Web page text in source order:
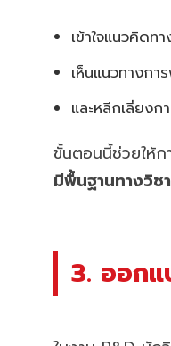
เข้าใจแนวคิดท
เห็นแนวทางก
และหลีกเลี่ยงก
ขั้นตอนนี้ช่วยให้
มีพื้นฐานทางวิช
3. ออกแ